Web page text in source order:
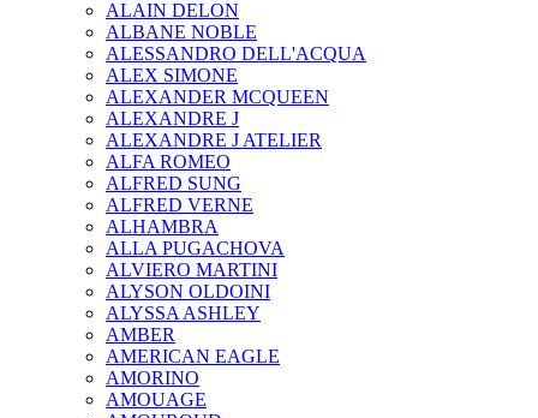
ALAIN DELON
ALBANE NOBLE
ALESSANDRO DELL'ACQUA
ALEX SIMONE
ALEXANDER MCQUEEN
ALEXANDRE J
ALEXANDRE J ATELIER
ALFA ROMEO
ALFRED SUNG
ALFRED VERNE
ALHAMBRA
ALLA PUGACHOVA
ALVIERO MARTINI
ALYSON OLDOINI
ALYSSA ASHLEY
AMBER
AMERICAN EAGLE
AMORINO
AMOUAGE